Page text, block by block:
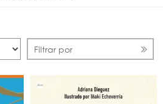
Filtrar por